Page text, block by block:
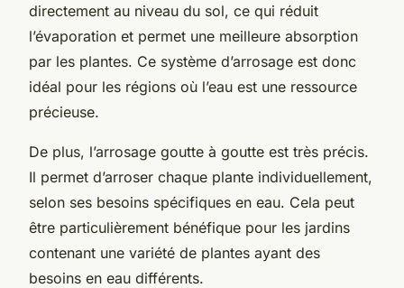
directement au niveau du sol, ce qui réduit
l’évaporation et permet une meilleure absorption
par les plantes. Ce système d’arrosage est donc
idéal pour les régions où l’eau est une ressource
précieuse.
De plus, l’arrosage goutte à goutte est très précis.
Il permet d’arroser chaque plante individuellement,
selon ses besoins spécifiques en eau. Cela peut
être particulièrement bénéfique pour les jardins
contenant une variété de plantes ayant des
besoins en eau différents.